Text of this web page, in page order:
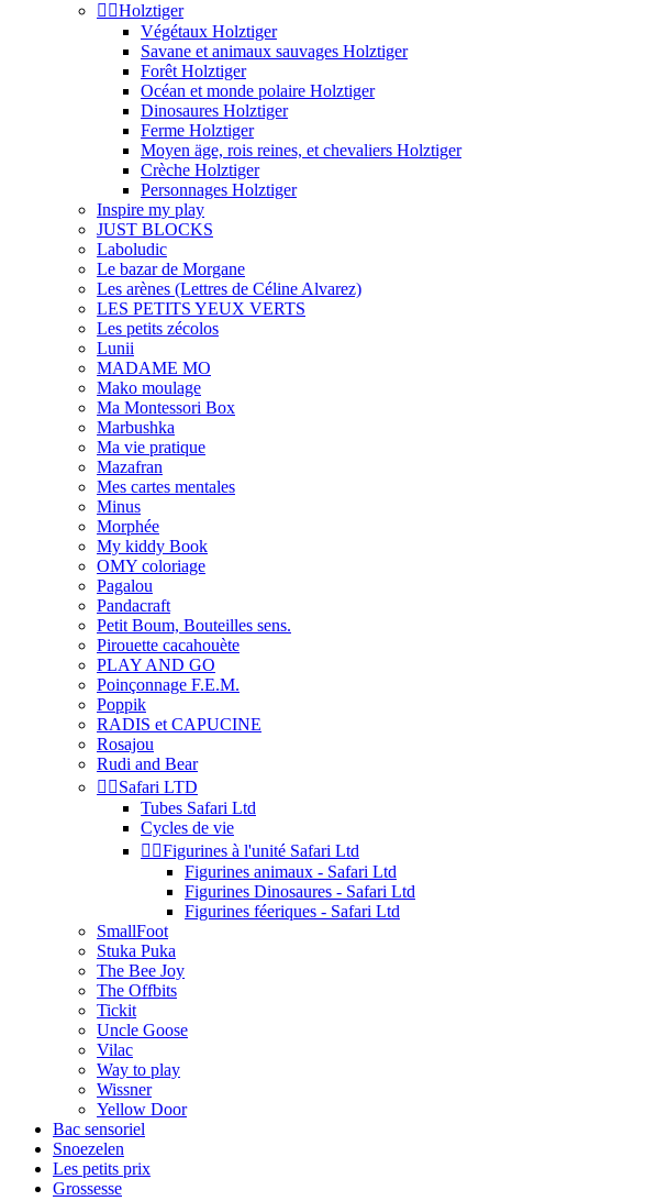
 Holztiger
Végétaux Holztiger
Savane et animaux sauvages Holztiger
Forêt Holztiger
Océan et monde polaire Holztiger
Dinosaures Holztiger
Ferme Holztiger
Moyen äge, rois reines, et chevaliers Holztiger
Crèche Holztiger
Personnages Holztiger
Inspire my play
JUST BLOCKS
Laboludic
Le bazar de Morgane
Les arènes (Lettres de Céline Alvarez)
LES PETITS YEUX VERTS
Les petits zécolos
Lunii
MADAME MO
Mako moulage
Ma Montessori Box
Marbushka
Ma vie pratique
Mazafran
Mes cartes mentales
Minus
Morphée
My kiddy Book
OMY coloriage
Pagalou
Pandacraft
Petit Boum, Bouteilles sens.
Pirouette cacahouète
PLAY AND GO
Poinçonnage F.E.M.
Poppik
RADIS et CAPUCINE
Rosajou
Rudi and Bear
 Safari LTD
Tubes Safari Ltd
Cycles de vie
 Figurines à l'unité Safari Ltd
Figurines animaux - Safari Ltd
Figurines Dinosaures - Safari Ltd
Figurines féeriques - Safari Ltd
SmallFoot
Stuka Puka
The Bee Joy
The Offbits
Tickit
Uncle Goose
Vilac
Way to play
Wissner
Yellow Door
Bac sensoriel
Snoezelen
Les petits prix
Grossesse